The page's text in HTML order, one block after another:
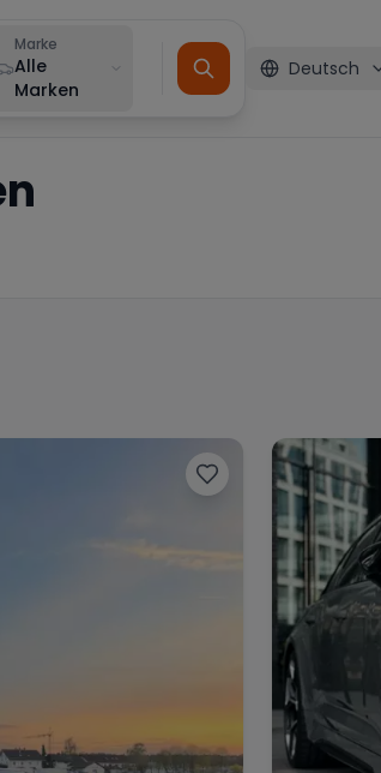
Marke
Alle
Marken
Deutsch